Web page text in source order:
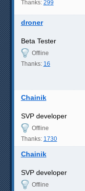
Thanks: 299
droner
Beta Tester
Offline
Thanks: 16
Chainik
SVP developer
Offline
Thanks: 1730
Chainik
SVP developer
Offline